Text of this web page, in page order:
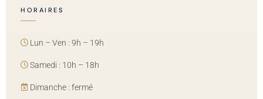
HORAIRES
Lun – Ven : 9h – 19h
Samedi : 10h – 18h
Dimanche : fermé